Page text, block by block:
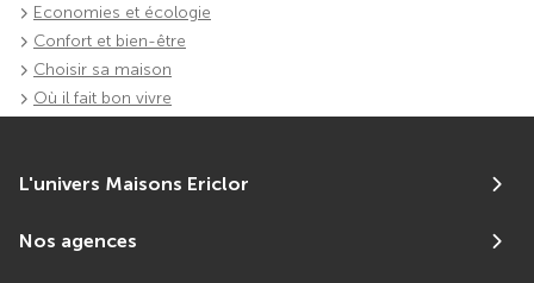
Economies et écologie
Confort et bien-être
Choisir sa maison
Où il fait bon vivre
L'univers Maisons Ericlor
Nos agences